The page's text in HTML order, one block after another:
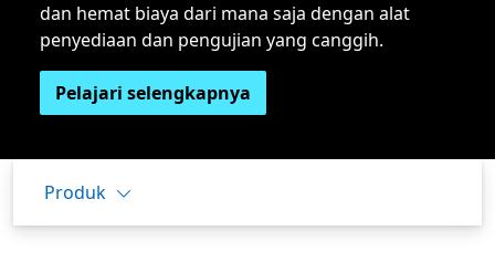
dan hemat biaya dari mana saja dengan alat
penyediaan dan pengujian yang canggih.
Pelajari selengkapnya
Produk